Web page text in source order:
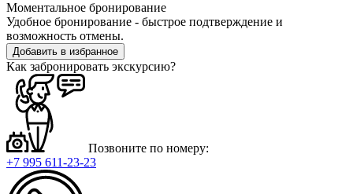
Моментальное бронирование
Удобное бронирование - быстрое подтверждение и
возможность отмены.
Добавить в избранное
Как забронировать экскурсию?
Позвоните по номеру:
+7 995 611-23-23